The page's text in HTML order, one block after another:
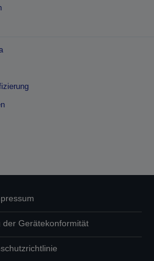
der Gerätekonformität